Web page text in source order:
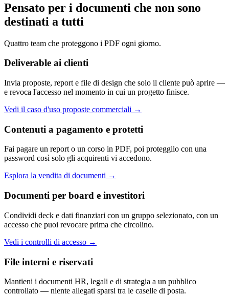
Pensato per i documenti che non sono
destinati a tutti
Quattro team che proteggono i PDF ogni giorno.
Deliverable ai clienti
Invia proposte, report e file di design che solo il cliente può aprire —
e revoca l'accesso nel momento in cui un progetto finisce.
Vedi il caso d'uso proposte commerciali →
Contenuti a pagamento e protetti
Fai pagare un report o un corso in PDF, poi proteggilo con una
password così solo gli acquirenti vi accedono.
Esplora la vendita di documenti →
Documenti per board e investitori
Condividi deck e dati finanziari con un gruppo selezionato, con un
accesso che puoi revocare prima che circolino.
Vedi i controlli di accesso →
File interni e riservati
Mantieni i documenti HR, legali e di strategia a un pubblico
controllato — niente allegati sparsi tra le caselle di posta.